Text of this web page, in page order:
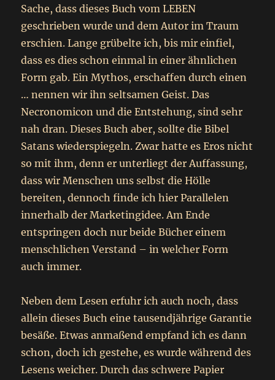
Sache, dass dieses Buch vom LEBEN
geschrieben wurde und dem Autor im Traum
erschien. Lange grübelte ich, bis mir einfiel,
dass es dies schon einmal in einer ähnlichen
Form gab. Ein Mythos, erschaffen durch einen
… nennen wir ihn seltsamen Geist. Das
Necronomicon und die Entstehung, sind sehr
nah dran. Dieses Buch aber, sollte die Bibel
Satans wiederspiegeln. Zwar hatte es Eros nicht
so mit ihm, denn er unterliegt der Auffassung,
dass wir Menschen uns selbst die Hölle
bereiten, dennoch finde ich hier Parallelen
innerhalb der Marketingidee. Am Ende
entspringen doch nur beide Bücher einem
menschlichen Verstand – in welcher Form
auch immer.
Neben dem Lesen erfuhr ich auch noch, dass
allein dieses Buch eine tausendjährige Garantie
besäße. Etwas anmaßend empfand ich es dann
schon, doch ich gestehe, es wurde während des
Lesens weicher. Durch das schwere Papier